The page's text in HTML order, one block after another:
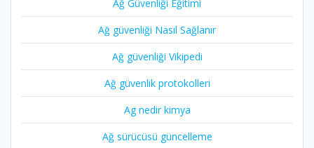
Ağ Güvenliği Eğitimi
Ağ güvenliği Nasıl Sağlanır
Ağ güvenliği Vikipedi
Ağ güvenlik protokolleri
Ag nedir kimya
Ağ sürücüsü güncelleme